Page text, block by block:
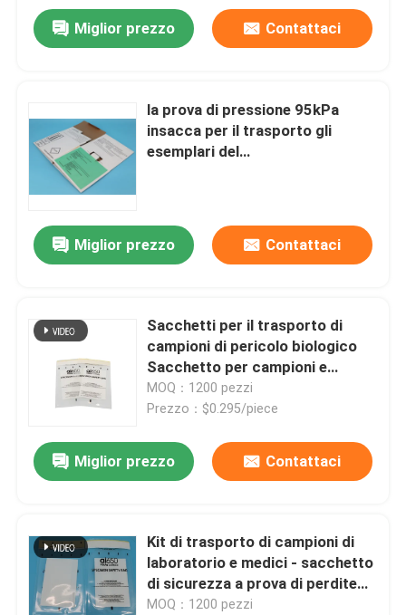
Miglior prezzo Contattaci
la prova di pressione 95kPa
insacca per il trasporto gli
esemplari del
Miglior prezzo Contattaci
Sacchetti per il trasporto di
campioni di pericolo biologico
Sacchetto per campioni e
sacchetto per rifiuti di pericolo
biologico 95 kPa Pressione
trasporto sicuro di campioni
MOQ：1200 pezzi
Prezzo：$0.295/piece
Miglior prezzo Contattaci
Kit di trasporto di campioni di
laboratorio e medici - sacchetto
di sicurezza a prova di perdite
95 kPa per sangue e campioni
MOQ：1200 pezzi